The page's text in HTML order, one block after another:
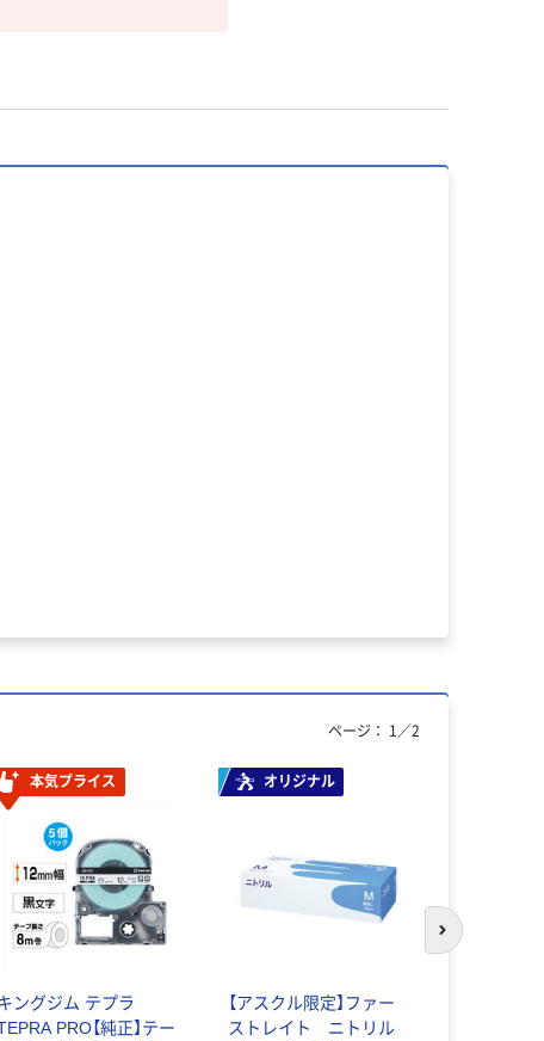
本気プライス
ングジム テプラ
PRO【純正】テー
オリジナル
【アスクル限定】ファー
ストレイト ニトリル
ページ： 1 ／2
次のスライド